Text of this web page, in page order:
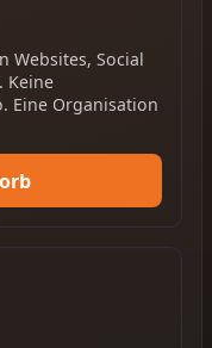
Websites, Social
Keine
Eine Organisation